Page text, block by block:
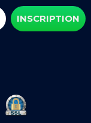
INSCRIPTION